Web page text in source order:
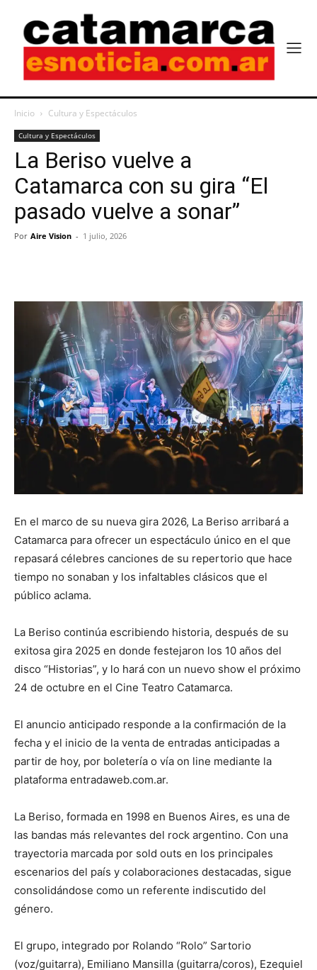
Inicio Cultura y Espectáculos
Cultura y Espectáculos
La Beriso vuelve a
Catamarca con su gira “El
pasado vuelve a sonar”
Por Aire Vision - 1 julio, 2026
En el marco de su nueva gira 2026, La Beriso arribará a
Catamarca para ofrecer un espectáculo único en el que
repasará célebres canciones de su repertorio que hace
tiempo no sonaban y los infaltables clásicos que el
público aclama.
La Beriso continúa escribiendo historia, después de su
exitosa gira 2025 en donde festejaron los 10 años del
disco “Historias”, y lo hará con un nuevo show el próximo
24 de octubre en el Cine Teatro Catamarca.
El anuncio anticipado responde a la confirmación de la
fecha y el inicio de la venta de entradas anticipadas a
partir de hoy, por boletería o vía on line mediante la
plataforma entradaweb.com.ar.
La Beriso, formada en 1998 en Buenos Aires, es una de
las bandas más relevantes del rock argentino. Con una
trayectoria marcada por sold outs en los principales
escenarios del país y colaboraciones destacadas, sigue
consolidándose como un referente indiscutido del
género.
El grupo, integrado por Rolando “Rolo” Sartorio
(voz/guitarra), Emiliano Mansilla (guitarra/coros), Ezequiel